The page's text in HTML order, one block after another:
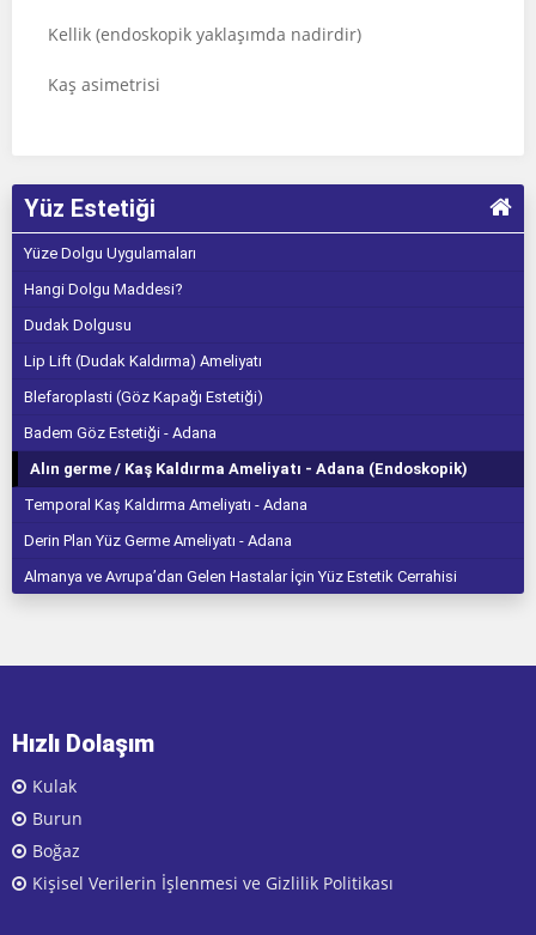
Kellik (endoskopik yaklaşımda nadirdir)
Kaş asimetrisi
Yüz Estetiği
Yüze Dolgu Uygulamaları
Hangi Dolgu Maddesi?
Dudak Dolgusu
Lip Lift (Dudak Kaldırma) Ameliyatı
Blefaroplasti (Göz Kapağı Estetiği)
Badem Göz Estetiği - Adana
Alın germe / Kaş Kaldırma Ameliyatı - Adana (Endoskopik)
Temporal Kaş Kaldırma Ameliyatı - Adana
Derin Plan Yüz Germe Ameliyatı - Adana
Almanya ve Avrupa’dan Gelen Hastalar İçin Yüz Estetik Cerrahisi
Hızlı Dolaşım
Kulak
Burun
Boğaz
Kişisel Verilerin İşlenmesi ve Gizlilik Politikası